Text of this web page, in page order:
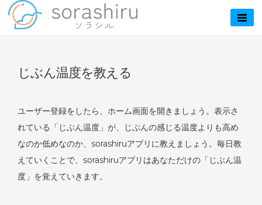
Skip
じぶん温度を教える
ユーザー登録をしたら、ホーム画面を開きましょう。表示さ
れている「じぶん温度」が、じぶんの感じる温度よりも高め
なのか低めなのか、sorashiruアプリに教えましょう。毎日教
えていくことで、sorashiruアプリはあなただけの「じぶん温
度」を覚えていきます。